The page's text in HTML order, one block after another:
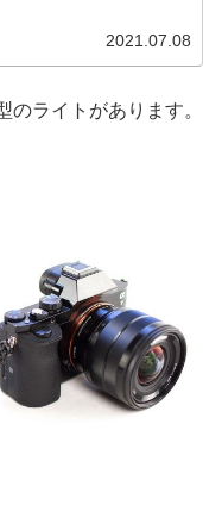
2021.07.08
ライトがあります。